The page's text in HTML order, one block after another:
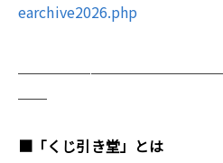
earchive2026.php
■「くじ引き堂」とは